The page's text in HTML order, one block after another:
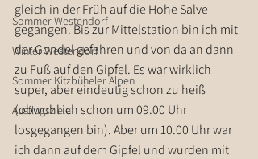
Sommer Westendorf
Winter Westendorf
Sommer Kitzbüheler Alpen
Ausflugsziele
gleich in der Früh auf die Hohe Salve
gegangen. Bis zur Mittelstation bin ich mit
der Gondel gefahren und von da an dann
zu Fuß auf den Gipfel. Es war wirklich
super, aber eindeutig schon zu heiß
(obwohl ich schon um 09.00 Uhr
losgegangen bin). Aber um 10.00 Uhr war
ich dann auf dem Gipfel und wurden mit